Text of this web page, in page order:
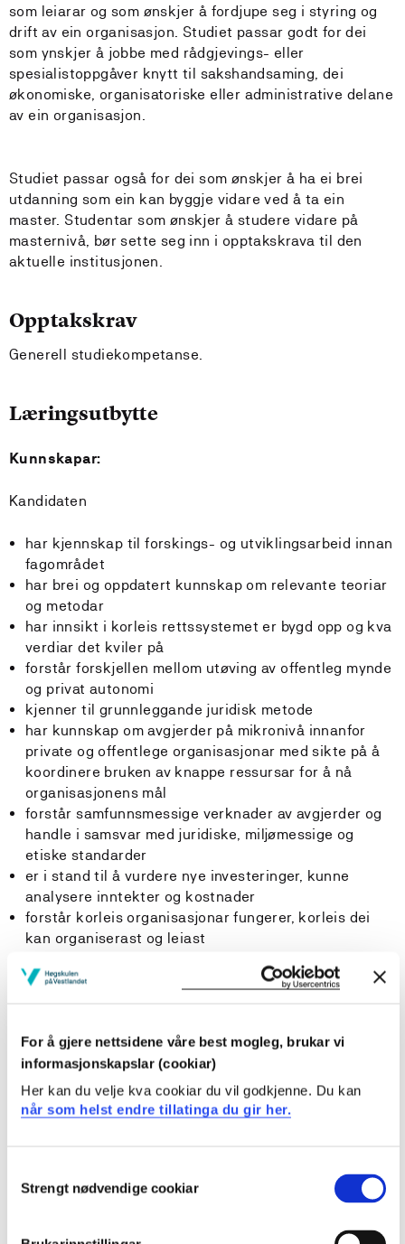
For å gjere nettsidene våre best mogleg, brukar vi
informasjonskapslar (cookiar)
Her kan du velje kva cookiar du vil godkjenne. Du kan
når som helst endre tillatinga du gir her.
Selection
Strengt nødvendige cookiar
som leiarar og som ønskjer å fordjupe seg i styring og
drift av ein organisasjon. Studiet passar godt for dei
som ynskjer å jobbe med rådgjevings- eller
spesialistoppgåver knytt til sakshandsaming, dei
økonomiske, organisatoriske eller administrative delane
av ein organisasjon.
Studiet passar også for dei som ønskjer å ha ei brei
utdanning som ein kan byggje vidare ved å ta ein
master. Studentar som ønskjer å studere vidare på
masternivå, bør sette seg inn i opptakskrava til den
aktuelle institusjonen.
Opptakskrav
Generell studiekompetanse.
Læringsutbytte
Kunnskapar:
Kandidaten
har kjennskap til forskings- og utviklingsarbeid innan
fagområdet
har brei og oppdatert kunnskap om relevante teoriar
og metodar
har innsikt i korleis rettssystemet er bygd opp og kva
verdiar det kviler på
forstår forskjellen mellom utøving av offentleg mynde
og privat autonomi
kjenner til grunnleggande juridisk metode
har kunnskap om avgjerder på mikronivå innanfor
private og offentlege organisasjonar med sikte på å
koordinere bruken av knappe ressursar for å nå
organisasjonens mål
forstår samfunnsmessige verknader av avgjerder og
handle i samsvar med juridiske, miljømessige og
etiske standarder
er i stand til å vurdere nye investeringer, kunne
analysere inntekter og kostnader
forstår korleis organisasjonar fungerer, korleis dei
kan organiserast og leiast
utviklast og marknadsførast
sin politikk, internasjonale forhold eller teknologisk
utvikling
har eit godt metodegrunnlag i matematikk, statistikk
og samfunnsvitskapelege metode